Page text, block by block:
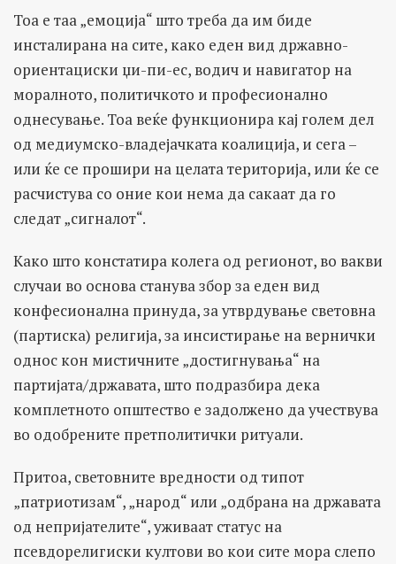
Тоа е таа „емоција“ што треба да им биде
инсталирана на сите, како еден вид државно-
ориентациски џи-пи-ес, водич и навигатор на
моралното, политичкото и професионално
однесување. Тоа веќе функционира кај голем дел
од медиумско-владејачката коалиција, и сега –
или ќе се прошири на целата територија, или ќе се
расчистува со оние кои нема да сакаат да го
следат „сигналот“.
Како што констатира колега од регионот, во вакви
случаи во основа станува збор за еден вид
конфесионална принуда, за утврдување световна
(партиска) религија, за инсистирање на вернички
однос кон мистичните „достигнувања“ на
партијата/државата, што подразбира дека
комплетното општество е задолжено да учествува
во одобрените претполитички ритуали.
Притоа, световните вредности од типот
„патриотизам“, „народ“ или „одбрана на државата
од непријателите“, уживаат статус на
псевдорелигиски култови во кои сите мора слепо